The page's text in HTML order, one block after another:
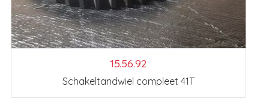
15.56.92
Schakeltandwiel compleet 41T